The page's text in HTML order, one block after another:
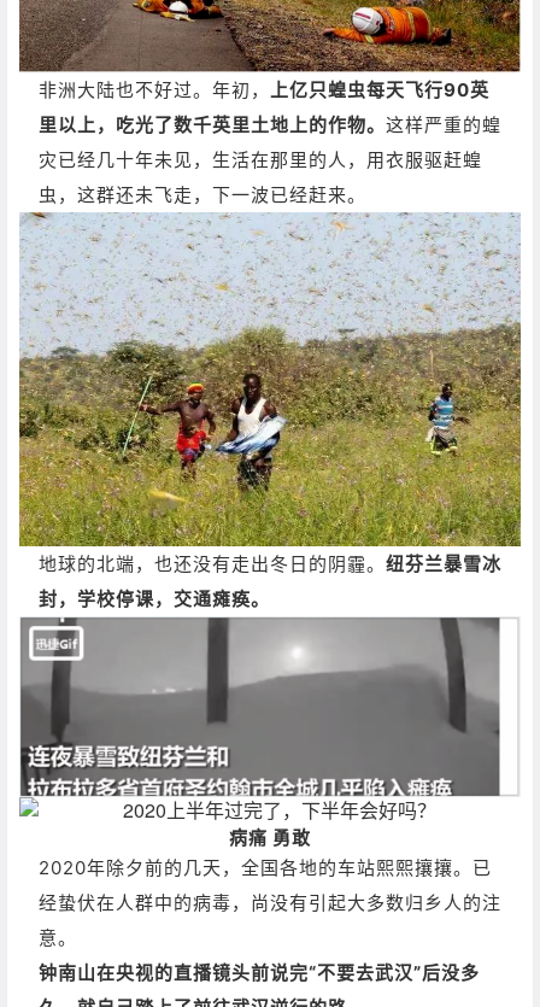
非洲大陆也不好过。年初， 上亿只蝗虫每天飞行90英
里以上，吃光了数千英里土地上的作物。 这样严重的蝗
灾已经几十年未见，生活在那里的人，用衣服驱赶蝗
虫，这群还未飞走，下一波已经赶来。
地球的北端，也还没有走出冬日的阴霾。 纽芬兰暴雪冰
封，学校停课，交通瘫痪。
病痛 勇敢
2020年除夕前的几天，全国各地的车站熙熙攘攘。 已
经蛰伏在人群中的病毒，尚没有引起大多数归乡人的注
意。
钟南山在央视的直播镜头前说完“不要去武汉”后没多